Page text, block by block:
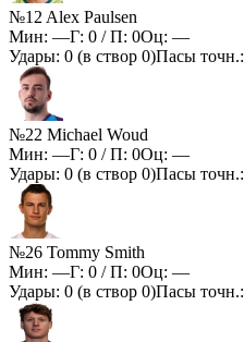
№12 Alex Paulsen
Мин: —Г: 0 / П: 0Оц: —
Удары: 0 (в створ 0)Пасы точн.:
№22 Michael Woud
Мин: —Г: 0 / П: 0Оц: —
Удары: 0 (в створ 0)Пасы точн.:
№26 Tommy Smith
Мин: —Г: 0 / П: 0Оц: —
Удары: 0 (в створ 0)Пасы точн.: